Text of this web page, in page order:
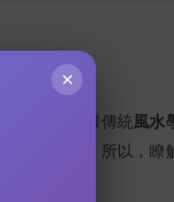
。根據傳統風水
。所以，
×